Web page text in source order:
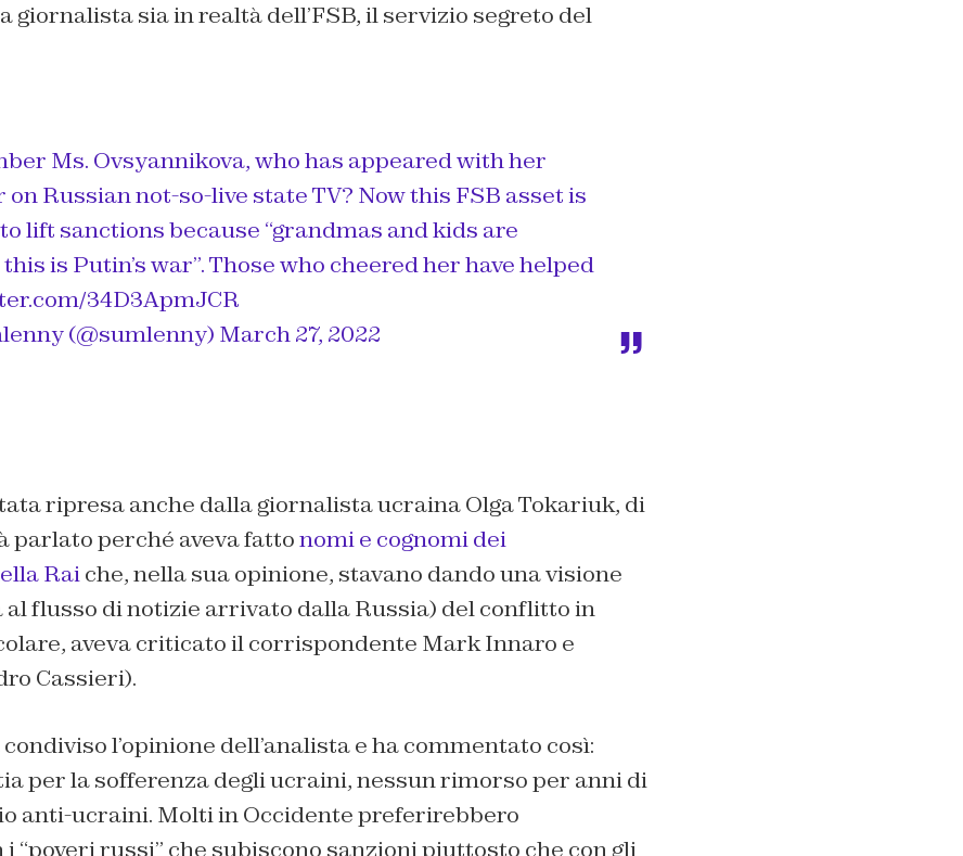
giornalista sia in realtà dell’FSB, il servizio segreto del
Ms. Ovsyannikova, who has appeared with her
Russian not-so-live state TV? Now this FSB asset is
lift sanctions because “grandmas and kids are
is Putin’s war”. Those who cheered her have helped
34D3ApmJCR
(@sumlenny) March 27, 2022
ripresa anche dalla giornalista ucraina Olga Tokariuk, di
parlato perché aveva fattonomi e cognomi dei
Raiche, nella sua opinione, stavano dando una visione
al flusso di notizie arrivato dalla Russia) del conflitto in
aveva criticato il corrispondente Mark Innaro e
Cassieri).
l’opinione dell’analista e ha commentato così:
per la sofferenza degli ucraini, nessun rimorso per anni di
anti-ucraini. Molti in Occidente preferirebbero
“poveri russi” che subiscono sanzioni piuttosto che con gli